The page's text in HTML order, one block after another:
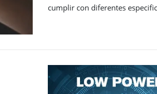
cumplir con diferentes